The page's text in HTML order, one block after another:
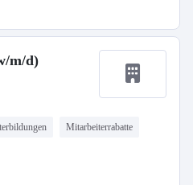
m/d)
Mitarbeiterrabatte